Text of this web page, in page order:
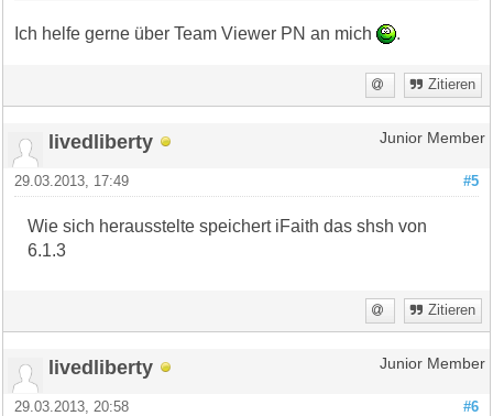
Ich helfe gerne über Team Viewer PN an mich .
Zitieren
livedliberty Junior Member
#5
29.03.2013, 17:49
Wie sich herausstelte speichert iFaith das shsh von
6.1.3
Zitieren
livedliberty Junior Member
#6
29.03.2013, 20:58